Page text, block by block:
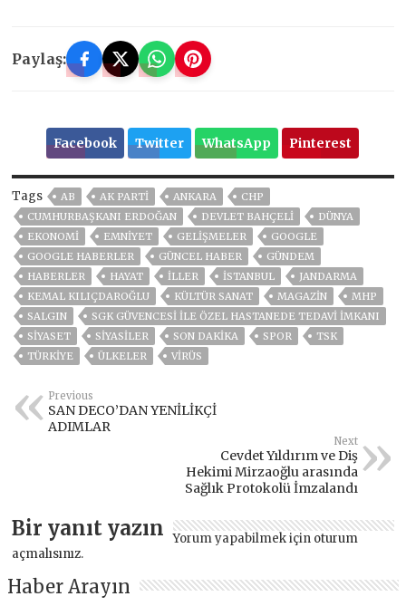
Paylaş:
Facebook Twitter WhatsApp Pinterest
Tags AB AK PARTİ ANKARA
CHP
CUMHURBAŞKANI ERDOĞAN
DEVLET BAHÇELİ
DÜNYA
EKONOMİ
EMNİYET GELIŞMELER
GOOGLE
GOOGLE HABERLER
GÜNCEL HABER
GÜNDEM
HABERLER
HAYAT İLLER ISTANBUL
JANDARMA
KEMAL KILIÇDAROĞLU
KÜLTÜR SANAT MAGAZİN
MHP
SALGIN
SGK GÜVENCESI ILE ÖZEL HASTANEDE TEDAVI IMKANI
SİYASET
SİYASİLER SON DAKIKA SPOR
TSK
TÜRKİYE
ÜLKELER VIRÜS
Previous
SAN DECO’DAN YENİLİKÇİ
ADIMLAR
Next
Cevdet Yıldırım ve Diş
Hekimi Mirzaoğlu arasında
Sağlık Protokolü İmzalandı
Bir yanıt yazın Yorum yapabilmek için oturum
açmalısınız.
Haber Arayın